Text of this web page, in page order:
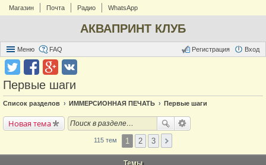
Магазин Почта Радио WhatsApp
АКВАПРИНТ КЛУБ
Меню FAQ Вход
Регистрация
Первые шаги
Список разделов ИММЕРСИОННАЯ ПЕЧАТЬ Первые шаги
Новая тема
115 тем 1 2 3
Темы